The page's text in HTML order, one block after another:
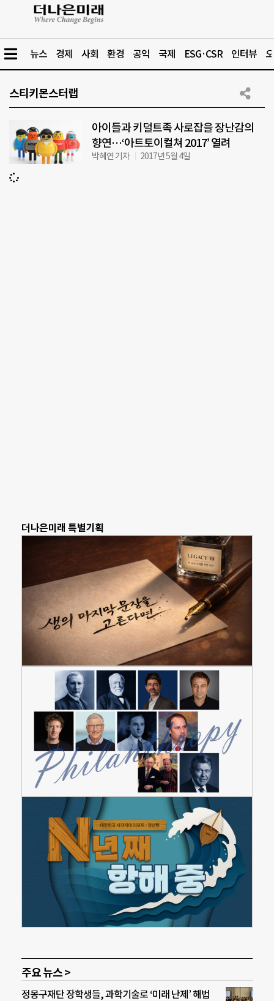
뉴스 경제 사회 환경 공익 국제 ESG·CSR 인터뷰
스티키몬스터랩
아이들과 키덜트족 사로잡을 장난감의
향연…‘아트토이컬쳐 2017’ 열려
박혜연 기자 2017년 5월 4일
더나은미래 특별기획
주요 뉴스 >
정몽구재단 장학생들, 과학기술로 ‘미래 난제’ 해법